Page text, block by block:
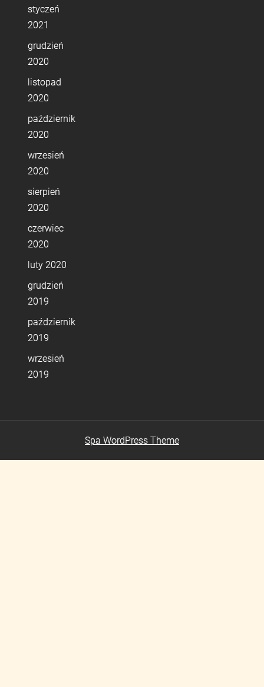
styczeń
2021
grudzień
2020
listopad
2020
październik
2020
wrzesień
2020
sierpień
2020
czerwiec
2020
luty 2020
grudzień
2019
październik
2019
wrzesień
2019
Spa WordPress Theme